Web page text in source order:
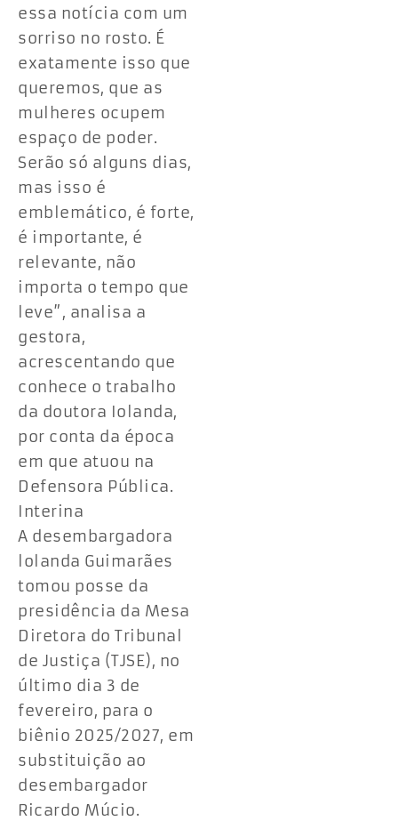
essa notícia com um
sorriso no rosto. É
exatamente isso que
queremos, que as
mulheres ocupem
espaço de poder.
Serão só alguns dias,
mas isso é
emblemático, é forte,
é importante, é
relevante, não
importa o tempo que
leve”, analisa a
gestora,
acrescentando que
conhece o trabalho
da doutora Iolanda,
por conta da época
em que atuou na
Defensora Pública.
Interina
A desembargadora
lolanda Guimarães
tomou posse da
presidência da Mesa
Diretora do Tribunal
de Justiça (TJSE), no
último dia 3 de
fevereiro, para o
biênio 2025/2027, em
substituição ao
desembargador
Ricardo Múcio.